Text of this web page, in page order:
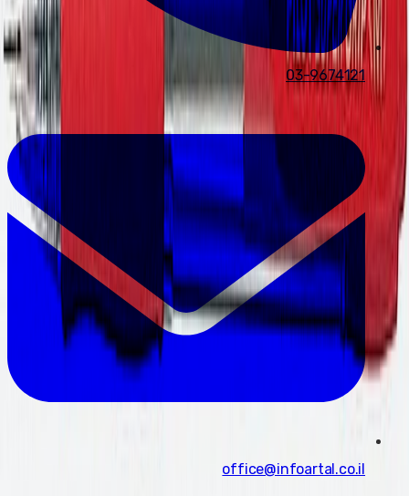
03-9674121
office@infoartal.co.il